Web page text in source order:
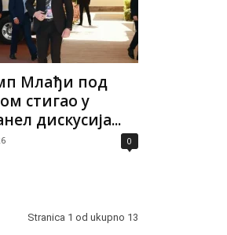
Млађи под
стигао у
дискусија...
0
Stranica 1 od ukupno 13